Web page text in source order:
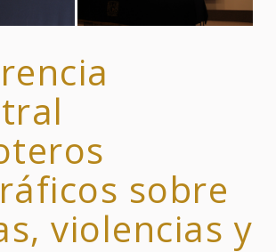
sobre
violencias y